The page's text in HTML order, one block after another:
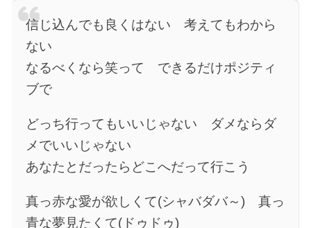
信じ込んでも良くはない 考えてもわから
ない
なるべくなら笑って できるだけポジティ
ブで
どっち行ってもいいじゃない ダメならダ
メでいいじゃない
あなたとだったらどこへだって行こう
真っ赤な愛が欲しくて(シャバダバ～) 真っ
青な夢見たくて(ドゥドゥ)